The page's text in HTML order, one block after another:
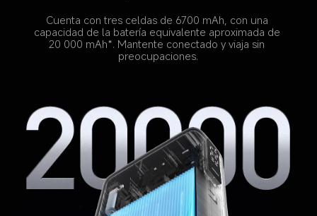
Cuenta con tres celdas de 6700 mAh, con una
capacidad de la batería equivalente aproximada de
20 000 mAh*. Mantente conectado y viaja sin
preocupaciones.